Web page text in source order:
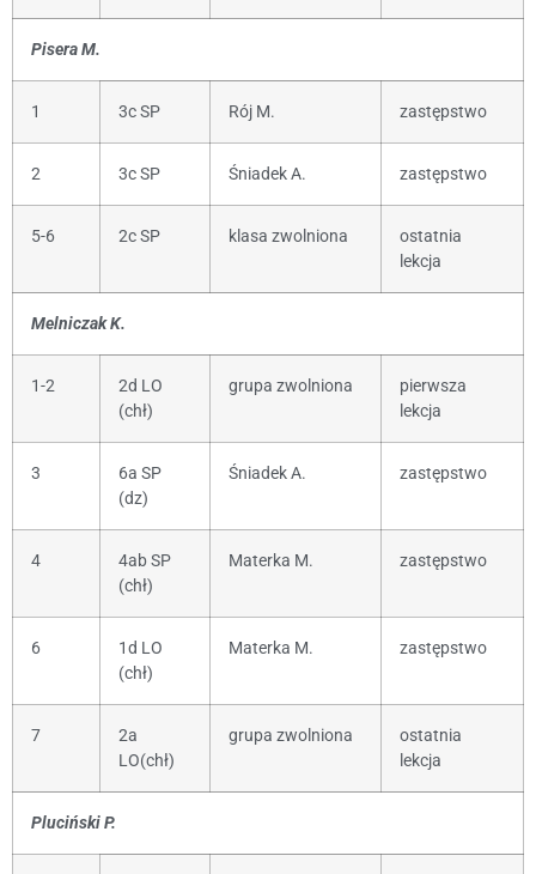
Pisera M.
1 3c SP Rój M. zastępstwo
2 3c SP Śniadek A. zastępstwo
5-6 2c SP klasa zwolniona
ostatnia
lekcja
Melniczak K.
1-2
2d LO
(chł)
grupa zwolniona
pierwsza
lekcja
3
6a SP
(dz)
Śniadek A. zastępstwo
4
4ab SP
(chł)
Materka M. zastępstwo
6
1d LO
(chł)
Materka M. zastępstwo
7
2a
LO(chł)
grupa zwolniona
ostatnia
lekcja
Pluciński P.